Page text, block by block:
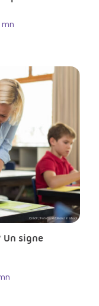
mn
Crédit photo by Ridofranz in Istock
signe